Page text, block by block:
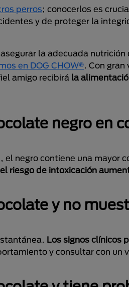
perros; conocerlos es
y de proteger la
la adecuada
en DOG CHOW®. Con gran
amigo recibirá la
negro en
negro contiene una mayor
el riesgo de intoxicación
y no
Los signos clínicos
y consultar con un